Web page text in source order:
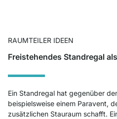
RAUMTEILER IDEEN
Freistehendes Standregal
Ein Standregal hat gegenüber
beispielsweise einem Paravent,
zusätzlichen Stauraum schafft.